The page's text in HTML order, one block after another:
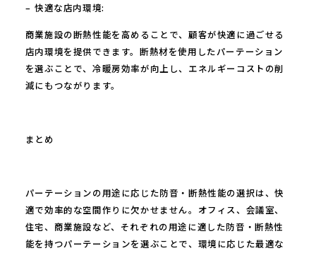
– 快適な店内環境:
商業施設の断熱性能を高めることで、顧客が快適に過ごせる
店内環境を提供できます。断熱材を使用したパーテーション
を選ぶことで、冷暖房効率が向上し、エネルギーコストの削
減にもつながります。
まとめ
パーテーションの用途に応じた防音・断熱性能の選択は、快
適で効率的な空間作りに欠かせません。オフィス、会議室、
住宅、商業施設など、それぞれの用途に適した防音・断熱性
能を持つパーテーションを選ぶことで、環境に応じた最適な